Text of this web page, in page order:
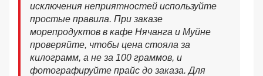
исключения неприятностей используйте
простые правила. При заказе
морепродуктов в кафе Нячанга и Муйне
проверяйте, чтобы цена стояла за
килограмм, а не за 100 граммов, и
фотографируйте прайс до заказа. Для